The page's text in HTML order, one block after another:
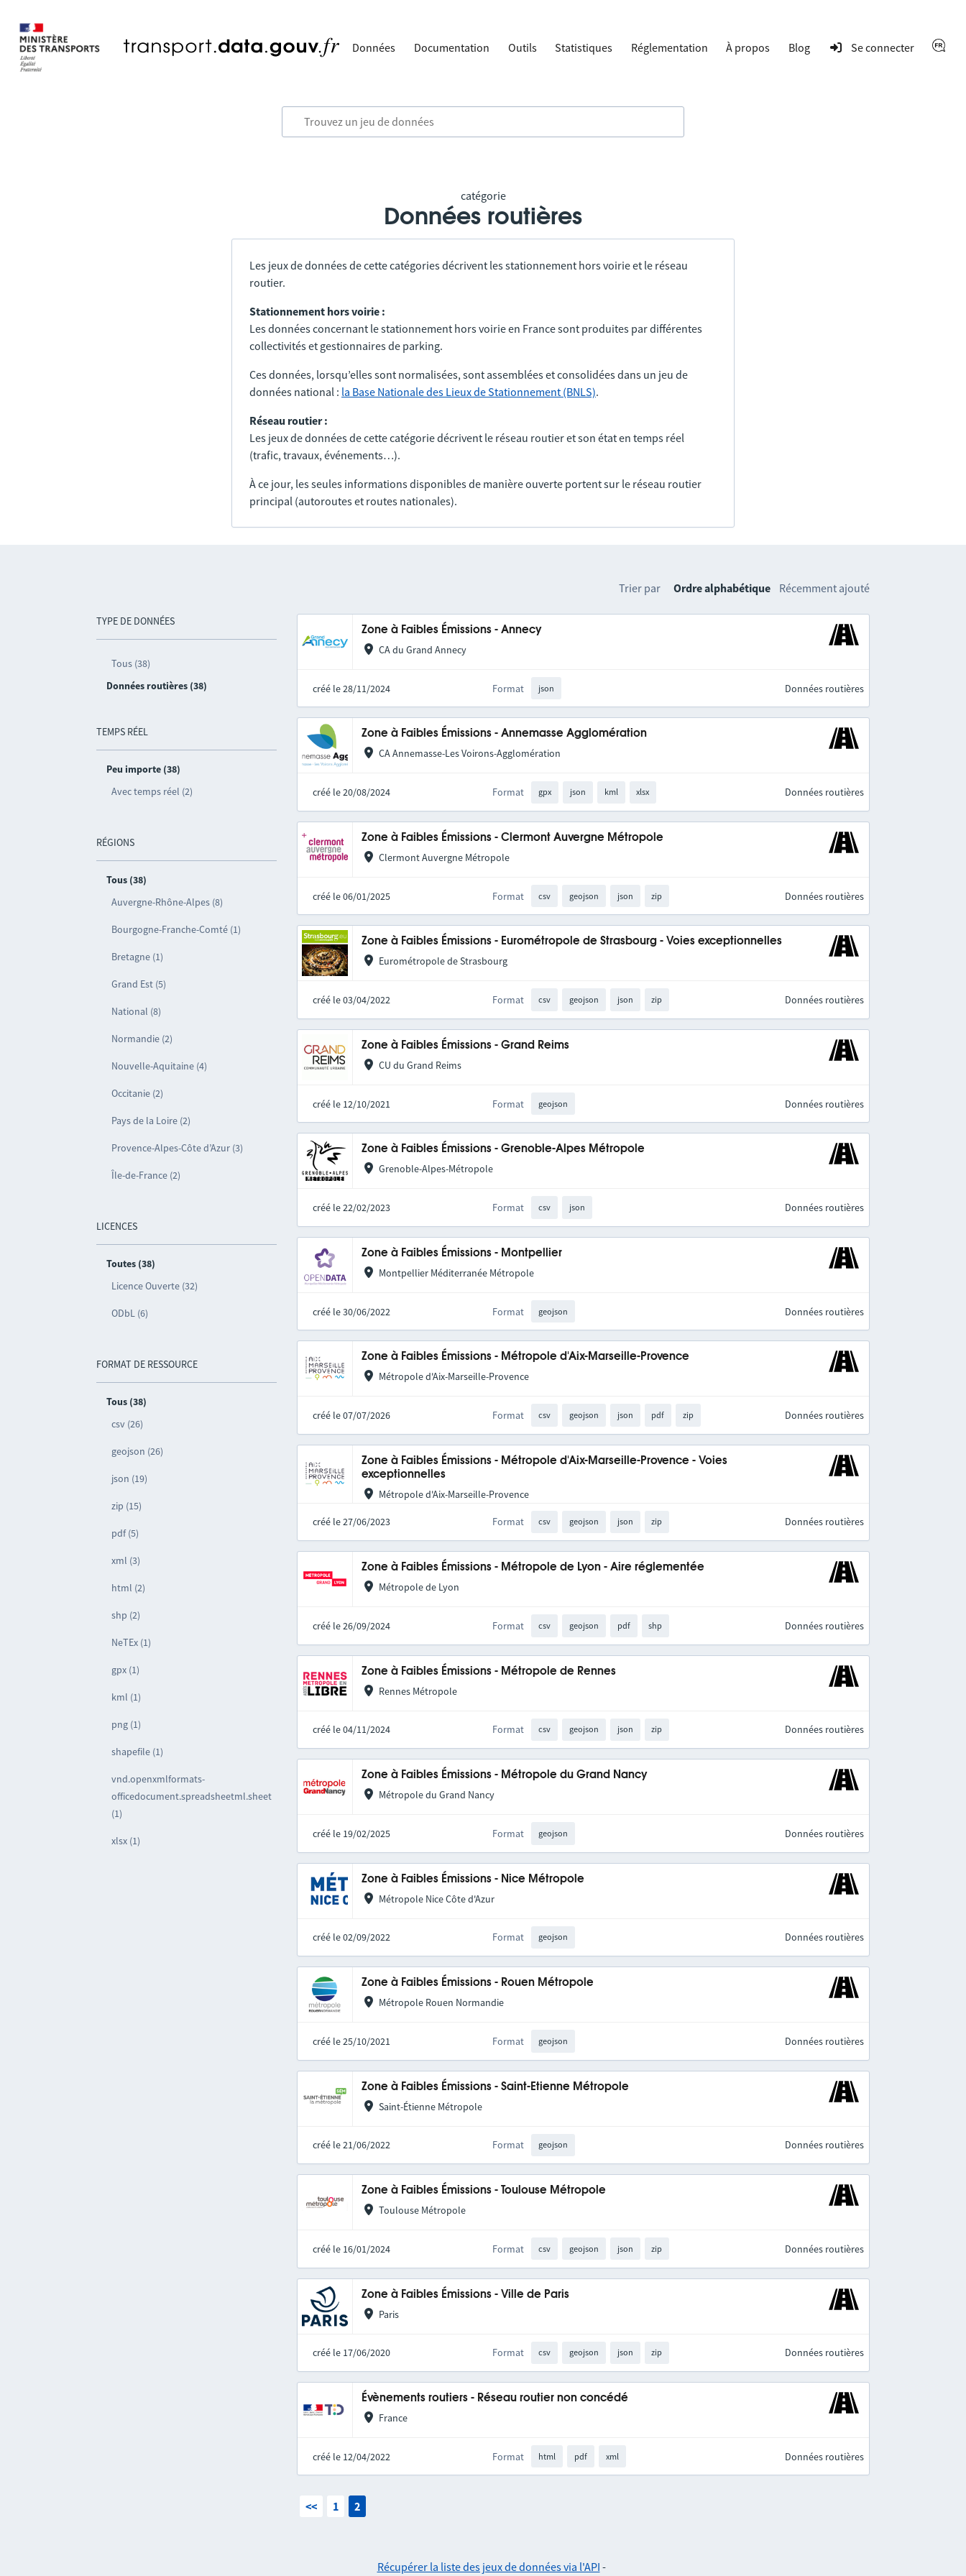
Données Documentation Outils Statistiques Réglementation À propos Blog Se connecter
catégorie
Données routières
Les jeux de données de cette catégories décrivent les stationnement hors voirie et le réseau
routier.
Stationnement hors voirie :
Les données concernant le stationnement hors voirie en France sont produites par différentes
collectivités et gestionnaires de parking.
Ces données, lorsqu’elles sont normalisées, sont assemblées et consolidées dans un jeu de
données national : la Base Nationale des Lieux de Stationnement (BNLS).
Réseau routier :
Les jeux de données de cette catégorie décrivent le réseau routier et son état en temps réel
(trafic, travaux, événements…).
À ce jour, les seules informations disponibles de manière ouverte portent sur le réseau routier
principal (autoroutes et routes nationales).
TYPE DE DONNÉES
Tous (38)
Données routières (38)
TEMPS RÉEL
Peu importe (38)
Avec temps réel (2)
RÉGIONS
Tous (38)
Auvergne-Rhône-Alpes (8)
Bourgogne-Franche-Comté (1)
Bretagne (1)
Grand Est (5)
National (8)
Normandie (2)
Nouvelle-Aquitaine (4)
Occitanie (2)
Pays de la Loire (2)
Provence-Alpes-Côte d’Azur (3)
Île-de-France (2)
LICENCES
Toutes (38)
Licence Ouverte (32)
ODbL (6)
FORMAT DE RESSOURCE
Tous (38)
csv (26)
geojson (26)
json (19)
zip (15)
pdf (5)
xml (3)
html (2)
shp (2)
NeTEx (1)
gpx (1)
kml (1)
png (1)
shapefile (1)
vnd.openxmlformats-
officedocument.spreadsheetml.sheet
(1)
xlsx (1)
Trier par Ordre alphabétique Récemment ajouté
Zone à Faibles Émissions - Annecy
CA du Grand Annecy
créé le 28/11/2024 Format json Données routières
Zone à Faibles Émissions - Annemasse Agglomération
CA Annemasse-Les Voirons-Agglomération
créé le 20/08/2024 Format gpx json kml xlsx Données routières
Zone à Faibles Émissions - Clermont Auvergne Métropole
Clermont Auvergne Métropole
créé le 06/01/2025 Format csv geojson json zip Données routières
Zone à Faibles Émissions - Eurométropole de Strasbourg - Voies exceptionnelles
Eurométropole de Strasbourg
créé le 03/04/2022 Format csv geojson json zip Données routières
Zone à Faibles Émissions - Grand Reims
CU du Grand Reims
créé le 12/10/2021 Format geojson Données routières
Zone à Faibles Émissions - Grenoble-Alpes Métropole
Grenoble-Alpes-Métropole
créé le 22/02/2023 Format csv json Données routières
Zone à Faibles Émissions - Montpellier
Montpellier Méditerranée Métropole
créé le 30/06/2022 Format geojson Données routières
Zone à Faibles Émissions - Métropole d'Aix-Marseille-Provence
Métropole d'Aix-Marseille-Provence
créé le 07/07/2026 Format csv geojson json pdf zip Données routières
Zone à Faibles Émissions - Métropole d'Aix-Marseille-Provence - Voies
exceptionnelles
Métropole d'Aix-Marseille-Provence
créé le 27/06/2023 Format csv geojson json zip Données routières
Zone à Faibles Émissions - Métropole de Lyon - Aire réglementée
Métropole de Lyon
créé le 26/09/2024 Format csv geojson pdf shp Données routières
Zone à Faibles Émissions - Métropole de Rennes
Rennes Métropole
créé le 04/11/2024 Format csv geojson json zip Données routières
Zone à Faibles Émissions - Métropole du Grand Nancy
Métropole du Grand Nancy
créé le 19/02/2025 Format geojson Données routières
Zone à Faibles Émissions - Nice Métropole
Métropole Nice Côte d'Azur
créé le 02/09/2022 Format geojson Données routières
Zone à Faibles Émissions - Rouen Métropole
Métropole Rouen Normandie
créé le 25/10/2021 Format geojson Données routières
Zone à Faibles Émissions - Saint-Etienne Métropole
Saint-Étienne Métropole
créé le 21/06/2022 Format geojson Données routières
Zone à Faibles Émissions - Toulouse Métropole
Toulouse Métropole
créé le 16/01/2024 Format csv geojson json zip Données routières
Zone à Faibles Émissions - Ville de Paris
Paris
créé le 17/06/2020 Format csv geojson json zip Données routières
Évènements routiers - Réseau routier non concédé
France
créé le 12/04/2022 Format html pdf xml Données routières
<< 1 2
Récupérer la liste des jeux de données via l'API -